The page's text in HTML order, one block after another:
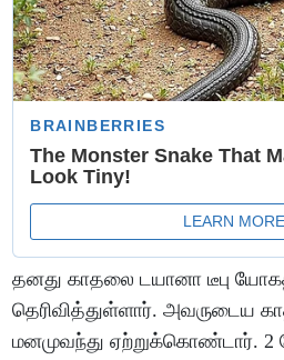
தனது காதலை டயானா டீபு
தெரிவித்துள்ளார். அவருடைய
மனமுவந்து ஏற்றுக்கொண்டார். 2